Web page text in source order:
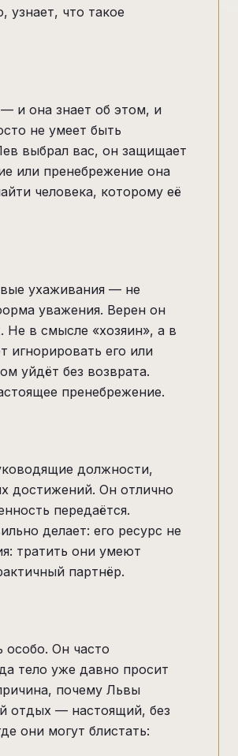
узнает, что такое
и она знает об этом, и
не умеет быть
выбрал вас, он защищает
или пренебрежение она
человека, которому её
ухаживания — не
уважения. Верен он
Не в смысле «хозяин», а в
игнорировать его или
уйдёт без возврата.
пренебрежение.
должности,
достижений. Он отлично
передаётся.
делает: его ресурс не
тратить они умеют
партнёр.
Он часто
тело уже давно просит
почему Львы
отдых — настоящий, без
они могут блистать: